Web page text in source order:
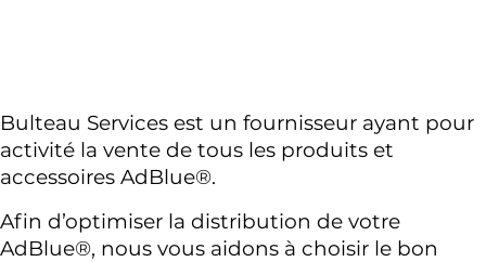
Bulteau Services est un fournisseur ayant pour
activité la vente de tous les produits et
accessoires AdBlue®.
Afin d’optimiser la distribution de votre
AdBlue®, nous vous aidons à choisir le bon